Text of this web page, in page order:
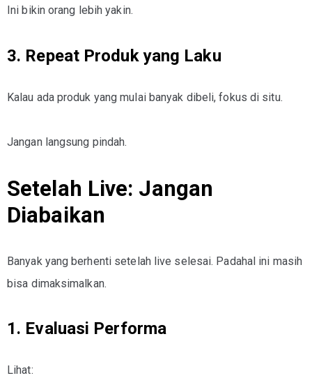
Ini bikin orang lebih yakin.
3. Repeat Produk yang Laku
Kalau ada produk yang mulai banyak dibeli, fokus di situ.
Jangan langsung pindah.
Setelah Live: Jangan
Diabaikan
Banyak yang berhenti setelah live selesai. Padahal ini masih
bisa dimaksimalkan.
1. Evaluasi Performa
Lihat: